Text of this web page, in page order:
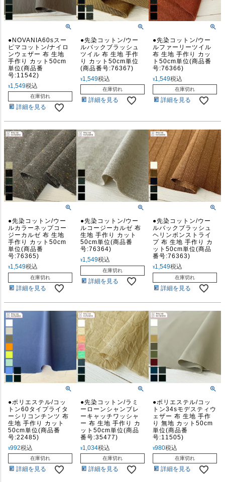
●NOVANIA60sスー
ピマコットン/ナイロ
ンウェザー 布 生地
手作り カット50cm
単位(商品番
号:11542)
¥1,549税込
在庫切れ
詳細を見る
●先染コットン/ウー
ルバックブラッシュ
ツイル 布 生地 手作
り カット50cm単位
(商品番号:76367)
¥1,549税込
在庫切れ
詳細を見る
●先染コットン/ウー
ルファーリーツイル
布 生地 手作り カッ
ト50cm単位(商品番
号:76366)
¥1,549税込
在庫切れ
詳細を見る
●先染コットン/ウー
ルカラーネップコー
ジーカルゼ 布 生地
手作り カット50cm
単位(商品番
号:76365)
¥1,549税込
在庫切れ
詳細を見る
●先染コットン/ウー
ルコージーカルゼ 布
生地 手作り カット
50cm単位(商品番
号:76364)
¥1,549税込
在庫切れ
詳細を見る
●先染コットン/ウー
ルバックブラッシュ
ヘリンボンストライ
プ 布 生地 手作り カ
ット50cm単位(商品
番号:76363)
¥1,549税込
在庫切れ
詳細を見る
●ポリエステル/コッ
トン60タイプライタ
ーシリコンチンツ 布
生地 手作り カット
50cm単位(商品番
号:22485)
¥992税込
在庫切れ
詳細を見る
●先染コットン/ラミ
ーローンシャンブレ
ーキャッチワッシャ
ー 布 生地 手作り カ
ット50cm単位(商品
番号:35477)
¥1,034税込
在庫切れ
詳細を見る
●ポリエステル/コッ
トン34sモデスティウ
ェザー 布 生地 手作
り 無地 カット50cm
単位(商品番
号:11505)
¥980税込
在庫切れ
詳細を見る